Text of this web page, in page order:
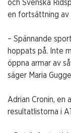
och Svenska
en fortsättning av
– Spännande
hoppats på. Inte
öppna armar av
säger Maria
Adrian Cronin, en
resultatlistorna i